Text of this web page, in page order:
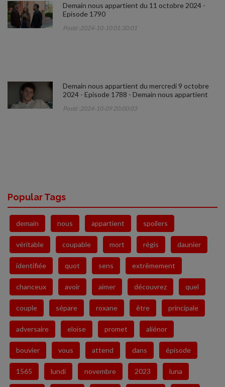
Demain nous appartient du 11 octobre 2024 -
Episode 1790
Posté :2024-10-10 01:30:01
Demain nous appartient du mercredi 9 octobre
2024 - Episode 1788 - Demain nous appartient
Posté :2024-10-09 20:00:03
Popular Tags
demain nous appartient spoilers
véritable coupable mort régis daunier
identifiée quot sens extrêmement
chanceux avoir aimer découvrez quel
couple sépare roxane être principale
adversaire eloïse promet aliénor
bouvier vous attend dans épisode
1565 lundi novembre 2023 luna